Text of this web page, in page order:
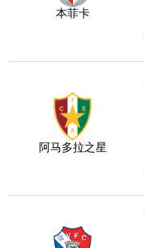
本菲卡
阿马多拉之星